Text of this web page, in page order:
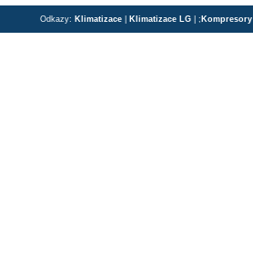
Odkazy: Klimatizace Klimatizace LG | ; Kompresory